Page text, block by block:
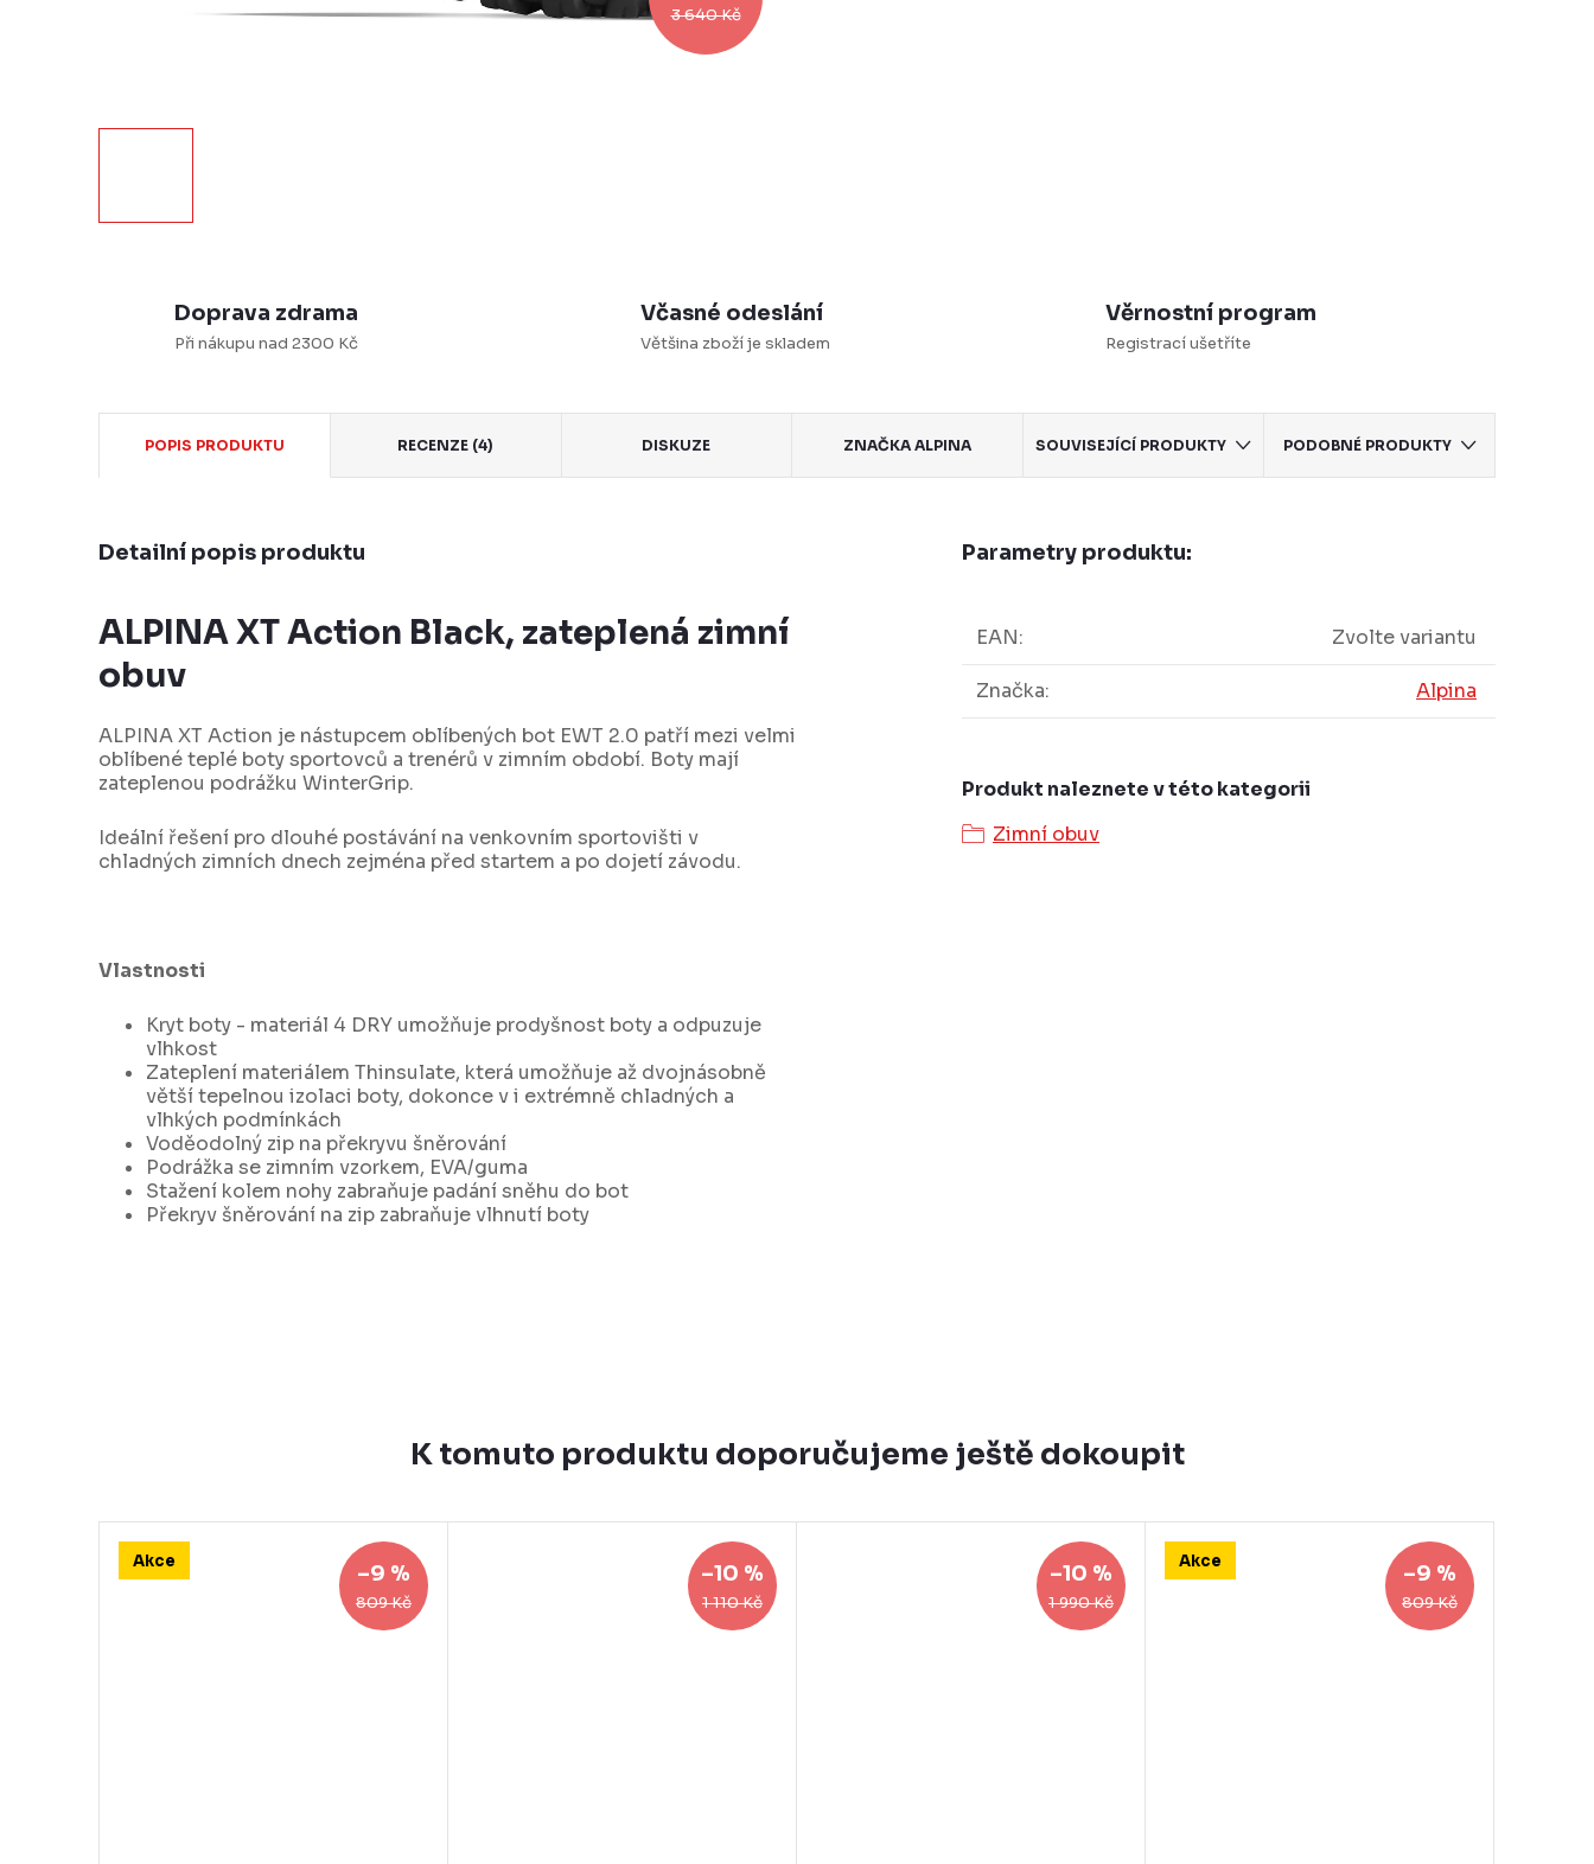
3 640 Kč
Doprava zdrama
Při nákupu nad 2300 Kč
Včasné odeslání
Většina zboží je skladem
Věrnostní program
Registrací ušetříte
POPIS PRODUKTU RECENZE (4) DISKUZE ZNAČKA ALPINA SOUVISEJÍCÍ PRODUKTY PODOBNÉ PRODUKTY
Detailní popis produktu
ALPINA XT Action Black, zateplená zimní
obuv
ALPINA XT Action je nástupcem oblíbených bot EWT 2.0 patří mezi velmi
oblíbené teplé boty sportovců a trenérů v zimním období. Boty mají
zateplenou podrážku WinterGrip.
Ideální řešení pro dlouhé postávání na venkovním sportovišti v
chladných zimních dnech zejména před startem a po dojetí závodu.
Vlastnosti
Kryt boty - materiál 4 DRY umožňuje prodyšnost boty a odpuzuje
vlhkost
Zateplení materiálem Thinsulate, která umožňuje až dvojnásobně
větší tepelnou izolaci boty, dokonce v i extrémně chladných a
vlhkých podmínkách
Voděodolný zip na překryvu šněrování
Podrážka se zimním vzorkem, EVA/guma
Stažení kolem nohy zabraňuje padání sněhu do bot
Překryv šněrování na zip zabraňuje vlhnutí boty
Parametry produktu:
EAN: Zvolte variantu
Značka: Alpina
Produkt naleznete v této kategorii
Zimní obuv
K tomuto produktu doporučujeme ještě dokoupit
Akce
809 Kč
–9 %
1 110 Kč
–10 %
1 990 Kč
–10 % Akce
809 Kč
–9 %